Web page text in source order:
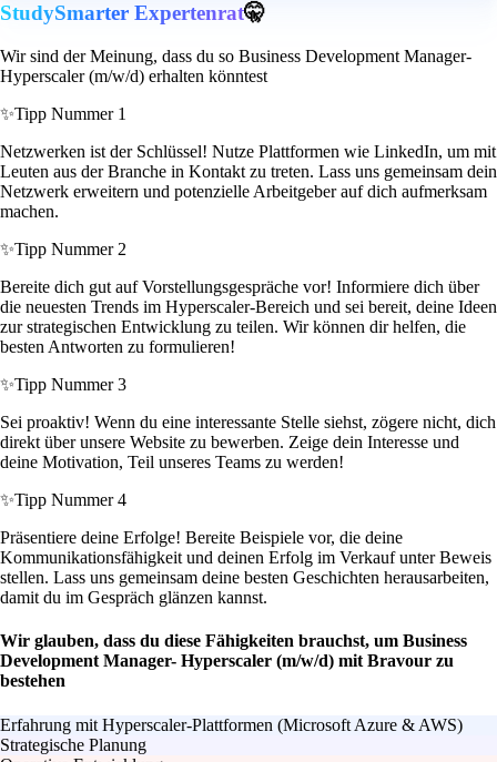
StudySmarter Expertenrat🤫
Wir sind der Meinung, dass du so Business Development Manager-
Hyperscaler (m/w/d) erhalten könntest
✨Tipp Nummer 1
Netzwerken ist der Schlüssel! Nutze Plattformen wie LinkedIn, um mit
Leuten aus der Branche in Kontakt zu treten. Lass uns gemeinsam dein
Netzwerk erweitern und potenzielle Arbeitgeber auf dich aufmerksam
machen.
✨Tipp Nummer 2
Bereite dich gut auf Vorstellungsgespräche vor! Informiere dich über
die neuesten Trends im Hyperscaler-Bereich und sei bereit, deine Ideen
zur strategischen Entwicklung zu teilen. Wir können dir helfen, die
besten Antworten zu formulieren!
✨Tipp Nummer 3
Sei proaktiv! Wenn du eine interessante Stelle siehst, zögere nicht, dich
direkt über unsere Website zu bewerben. Zeige dein Interesse und
deine Motivation, Teil unseres Teams zu werden!
✨Tipp Nummer 4
Präsentiere deine Erfolge! Bereite Beispiele vor, die deine
Kommunikationsfähigkeit und deinen Erfolg im Verkauf unter Beweis
stellen. Lass uns gemeinsam deine besten Geschichten herausarbeiten,
damit du im Gespräch glänzen kannst.
Wir glauben, dass du diese Fähigkeiten brauchst, um Business
Development Manager- Hyperscaler (m/w/d) mit Bravour zu
bestehen
Erfahrung mit Hyperscaler-Plattformen (Microsoft Azure & AWS)
Strategische Planung